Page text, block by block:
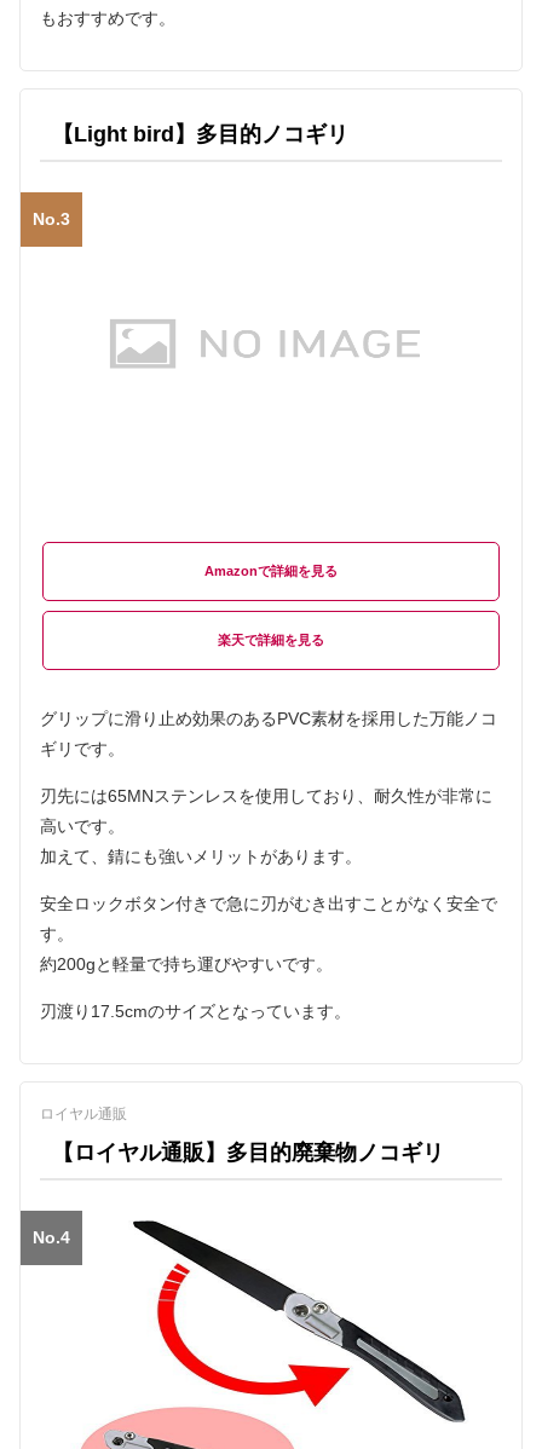
もおすすめです。
【Light bird】多目的ノコギリ
No.3
Amazon
楽天
グリップに滑り止め効果のあるPVC素材を採用した万能ノコ
ギリです。
刃先には65MNステンレスを使用しており、耐久性が非常に
高いです。
加えて、錆にも強いメリットがあります。
安全ロックボタン付きで急に刃がむき出すことがなく安全で
す。
約200gと軽量で持ち運びやすいです。
刃渡り17.5cmのサイズとなっています。
ロイヤル通販
【ロイヤル通販】多目的廃棄物ノコギリ
No.4